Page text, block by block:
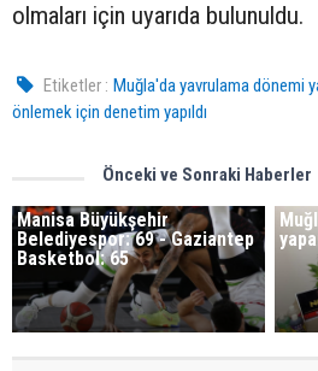
olmaları için uyarıda bulunuldu.
Etiketler : Muğla'da yavrulama dönemi
önlemek için denetim yapıldı
Önceki ve Sonraki Haberler
Manisa Büyükşehir
Belediyespor: 69 - Gaziantep
Basketbol: 65